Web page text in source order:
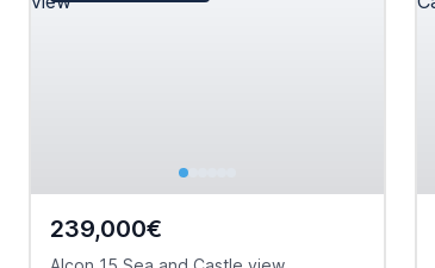
239,000€